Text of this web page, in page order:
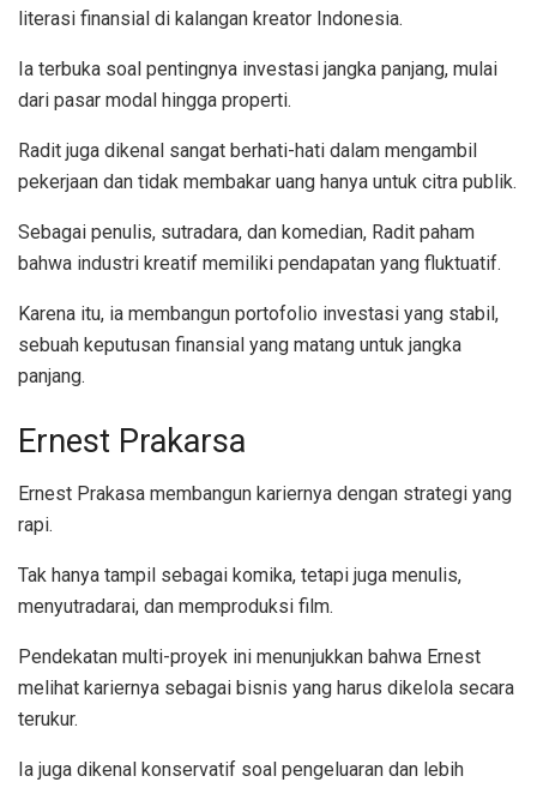
literasi finansial di kalangan kreator Indonesia.
Ia terbuka soal pentingnya investasi jangka panjang, mulai
dari pasar modal hingga properti.
Radit juga dikenal sangat berhati-hati dalam mengambil
pekerjaan dan tidak membakar uang hanya untuk citra publik.
Sebagai penulis, sutradara, dan komedian, Radit paham
bahwa industri kreatif memiliki pendapatan yang fluktuatif.
Karena itu, ia membangun portofolio investasi yang stabil,
sebuah keputusan finansial yang matang untuk jangka
panjang.
Ernest Prakarsa
Ernest Prakasa membangun kariernya dengan strategi yang
rapi.
Tak hanya tampil sebagai komika, tetapi juga menulis,
menyutradarai, dan memproduksi film.
Pendekatan multi-proyek ini menunjukkan bahwa Ernest
melihat kariernya sebagai bisnis yang harus dikelola secara
terukur.
Ia juga dikenal konservatif soal pengeluaran dan lebih